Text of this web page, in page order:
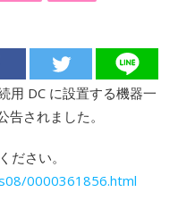
用 DC に設置する機器一
されました。
ださい。
0000361856.html